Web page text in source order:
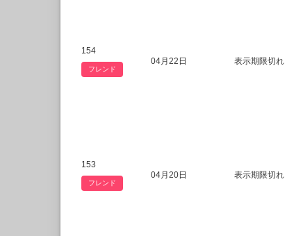
154
フレンド
04月22日 表示期限切れ
153
フレンド
04月20日 表示期限切れ